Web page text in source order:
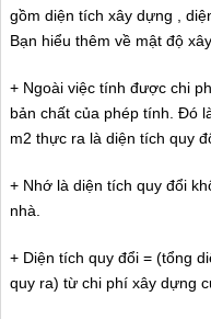
gồm diện tích xây dựng ,
Bạn hiểu thêm về mật độ
+ Ngoài việc tính được chi
bản chất của phép tính. Đó
m2 thực ra là diện tích quy
+ Nhớ là diện tích quy đổi
nhà.
+ Diện tích quy đổi = (tổng
quy ra) từ chi phí xây dựng